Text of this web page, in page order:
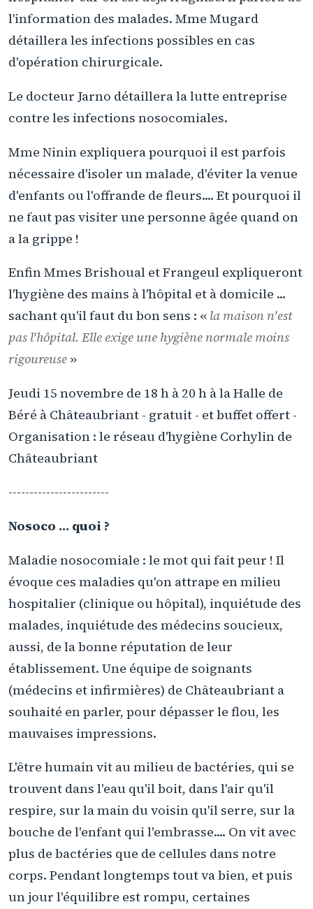
l'information des malades. Mme Mugard
détaillera les infections possibles en cas
d'opération chirurgicale.
Le docteur Jarno détaillera la lutte entreprise
contre les infections nosocomiales.
Mme Ninin expliquera pourquoi il est parfois
nécessaire d'isoler un malade, d'éviter la venue
d'enfants ou l'offrande de fleurs.... Et pourquoi il
ne faut pas visiter une personne âgée quand on
a la grippe !
Enfin Mmes Brishoual et Frangeul expliqueront
l'hygiène des mains à l'hôpital et à domicile ...
sachant qu'il faut du bon sens : « la maison n'est
pas l'hôpital. Elle exige une hygiène normale moins
rigoureuse »
Jeudi 15 novembre de 18 h à 20 h à la Halle de
Béré à Châteaubriant - gratuit - et buffet offert -
Organisation : le réseau d'hygiène Corhylin de
Châteaubriant
------------------------
Nosoco ... quoi ?
Maladie nosocomiale : le mot qui fait peur ! Il
évoque ces maladies qu'on attrape en milieu
hospitalier (clinique ou hôpital), inquiétude des
malades, inquiétude des médecins soucieux,
aussi, de la bonne réputation de leur
établissement. Une équipe de soignants
(médecins et infirmières) de Châteaubriant a
souhaité en parler, pour dépasser le flou, les
mauvaises impressions.
L'être humain vit au milieu de bactéries, qui se
trouvent dans l'eau qu'il boit, dans l'air qu'il
respire, sur la main du voisin qu'il serre, sur la
bouche de l'enfant qui l'embrasse.... On vit avec
plus de bactéries que de cellules dans notre
corps. Pendant longtemps tout va bien, et puis
un jour l'équilibre est rompu, certaines